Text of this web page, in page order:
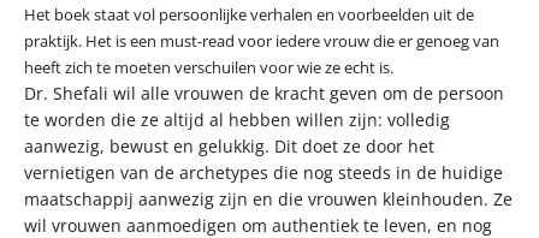
Het boek staat vol persoonlijke verhalen en voorbeelden uit de
praktijk. Het is een must-read voor iedere vrouw die er genoeg van
heeft zich te moeten verschuilen voor wie ze echt is.
Dr. Shefali wil alle vrouwen de kracht geven om de persoon
te worden die ze altijd al hebben willen zijn: volledig
aanwezig, bewust en gelukkig. Dit doet ze door het
vernietigen van de archetypes die nog steeds in de huidige
maatschappij aanwezig zijn en die vrouwen kleinhouden. Ze
wil vrouwen aanmoedigen om authentiek te leven, en nog